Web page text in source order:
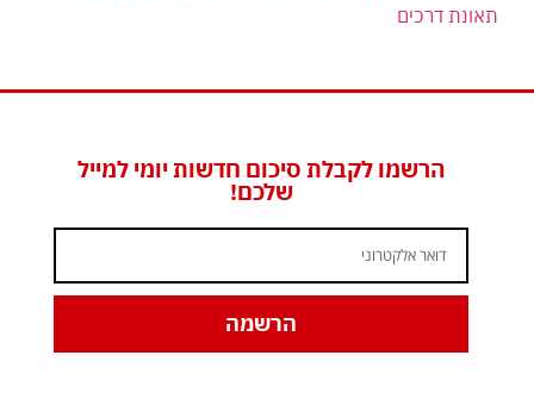
תאונת דרכים
הרשמו לקבלת סיכום חדשות יומי למייל
שלכם!
הרשמה